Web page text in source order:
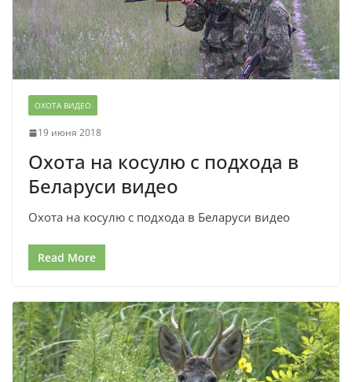
ОХОТА ВИДЕО
19 июня 2018
Охота на косулю с подхода в
Беларуси видео
Охота на косулю с подхода в Беларуси видео
Read More